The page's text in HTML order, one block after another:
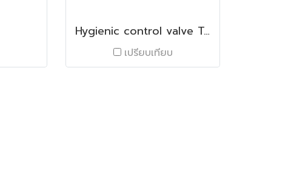
Hygienic control valve Type 2380
เปรียบเทียบ